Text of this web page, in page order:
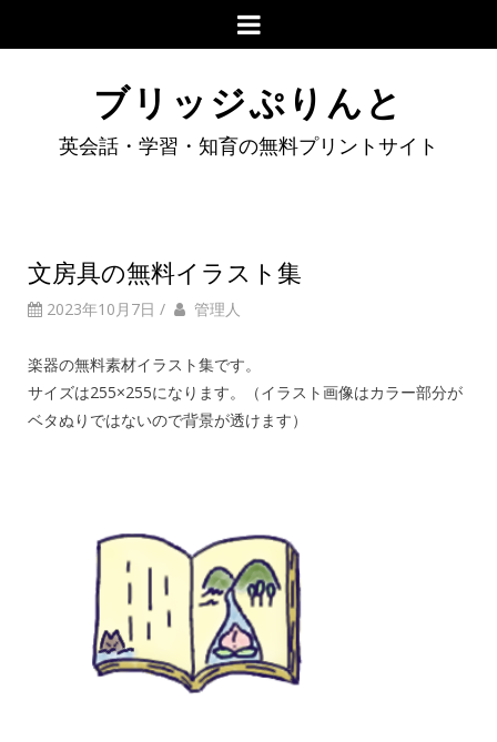
ブリッジぷりんと
英会話・学習・知育の無料プリントサイト
文房具の無料イラスト集
2023年10月7日 / 管理人
楽器の無料素材イラスト集です。
サイズは255×255になります。（イラスト画像はカラー部分が
ベタぬりではないので背景が透けます）